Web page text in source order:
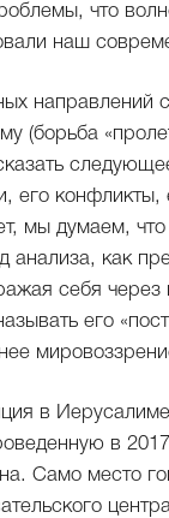
что
наш
(борьба
его
мы думаем,
как
себя через
его
в
в
Само место